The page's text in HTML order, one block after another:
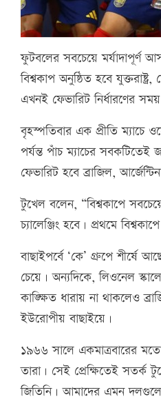
ফুটবলের সবচেয়ে মর্যাদাপূর্ণ
বিশ্বকাপ অনুষ্ঠিত হবে
এখনই ফেভারিট নির্ধারণের
বৃহস্পতিবার এক প্রীতি ম্যাচে
পর্যন্ত পাঁচ ম্যাচের
ফেভারিট হবে ব্রাজিল,
টুখেল বলেন, “বিশ্বকাপে
চ্যালেঞ্জিং হবে। প্রথমে
বাছাইপর্বে ‘কে’ গ্রুপে শীর্ষে
চেয়ে। অন্যদিকে, লিওনেল
কাঙ্ক্ষিত ধারায় না থাকলেও
ইউরোপীয় বাছাইয়ে।
১৯৬৬ সালে একমাত্রবারের মতো
তারা। সেই প্রেক্ষিতেই সতর্ক
জিতিনি। আমাদের এমন